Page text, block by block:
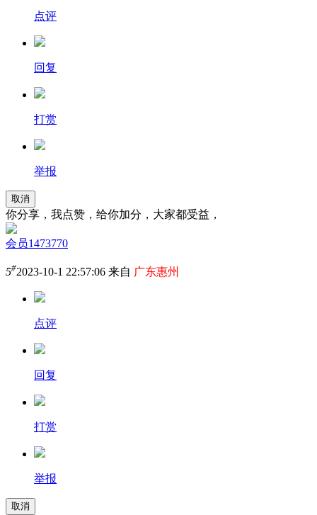
点评
回复
打赏
举报
取消
你分享，我点赞，给你加分，大家都受益，
会员1473770
5#2023-10-1 22:57:06 来自 广东惠州
点评
回复
打赏
举报
取消